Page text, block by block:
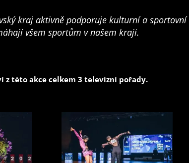
kraj aktivně podporuje kulturní a
všem sportům v našem kraji.
z této akce celkem 3 televizní pořady.